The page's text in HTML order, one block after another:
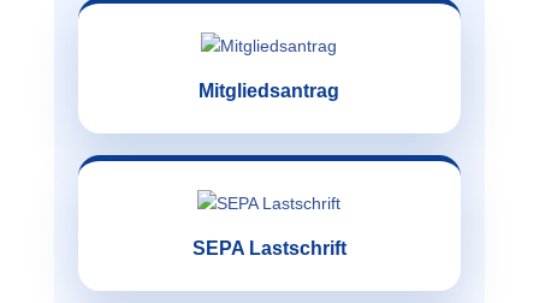
Mitgliedsantrag
SEPA Lastschrift